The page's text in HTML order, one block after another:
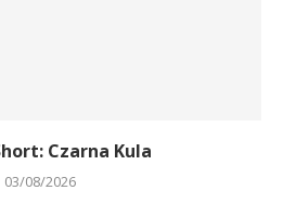
Czarna Kula
03/08/2026